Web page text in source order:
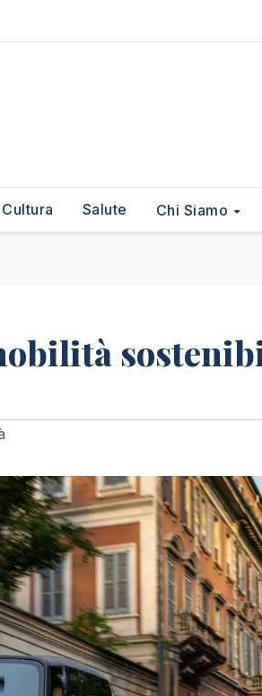
Cultura Salute Chi Siamo